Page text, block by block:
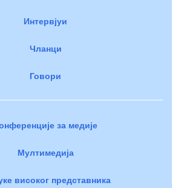
Интервјуи
Чланци
Говори
за медије
Мултимедија
високог представника